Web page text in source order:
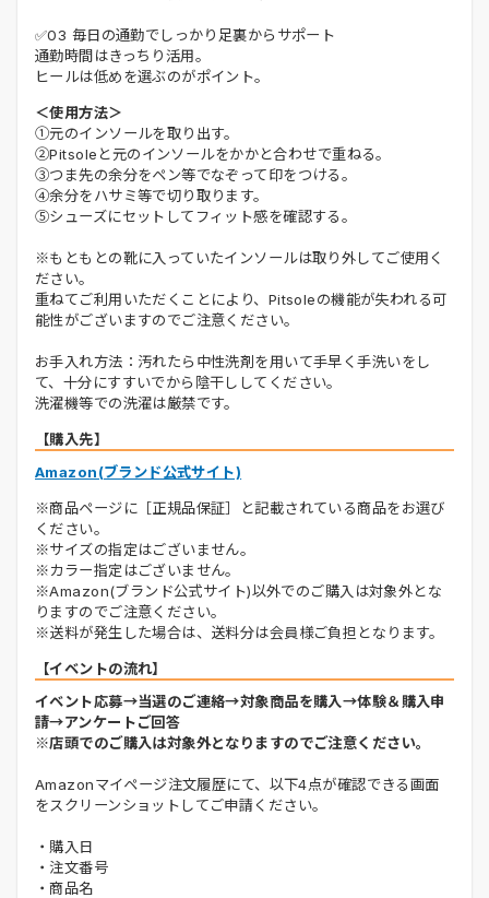
✅03 毎日の通勤でしっかり足裏からサポート
通勤時間はきっちり活用。
ヒールは低めを選ぶのがポイント。
＜使用方法＞
①元のインソールを取り出す。
②Pitsoleと元のインソールをかかと合わせで重ねる。
③つま先の余分をペン等でなぞって印をつける。
④余分をハサミ等で切り取ります。
⑤シューズにセットしてフィット感を確認する。
※もともとの靴に入っていたインソールは取り外してご使用く
ださい。
重ねてご利用いただくことにより、Pitsoleの機能が失われる可
能性がございますのでご注意ください。
お手入れ方法：汚れたら中性洗剤を用いて手早く手洗いをし
て、十分にすすいでから陰干ししてください。
洗濯機等での洗濯は厳禁です。
【購入先】
Amazon(ブランド公式サイト)
※商品ページに［正規品保証］と記載されている商品をお選び
ください。
※サイズの指定はございません。
※カラー指定はございません。
※Amazon(ブランド公式サイト)以外でのご購入は対象外とな
りますのでご注意ください。
※送料が発生した場合は、送料分は会員様ご負担となります。
【イベントの流れ】
イベント応募→当選のご連絡→対象商品を購入→体験＆購入申
請→アンケートご回答
※店頭でのご購入は対象外となりますのでご注意ください。
Amazonマイページ注文履歴にて、以下4点が確認できる画面
をスクリーンショットしてご申請ください。
・購入日
・注文番号
・商品名